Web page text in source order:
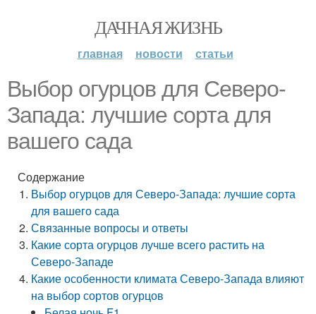
ДАЧНАЯ ЖИЗНЬ
главная новости статьи
Выбор огурцов для Северо-
Запада: лучшие сорта для
вашего сада
Содержание
Выбор огурцов для Северо-Запада: лучшие сорта
для вашего сада
Связанные вопросы и ответы
Какие сорта огурцов лучше всего растить на
Северо-Западе
Какие особенности климата Северо-Запада влияют
на выбор сортов огурцов